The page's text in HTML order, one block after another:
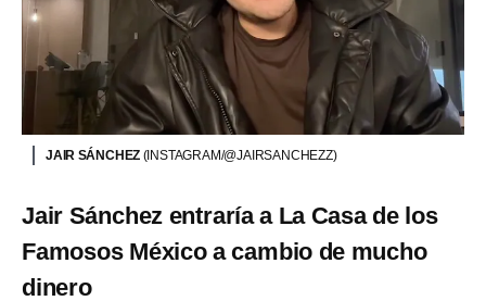
JAIR SÁNCHEZ (INSTAGRAM/@JAIRSANCHEZZ)
Jair Sánchez entraría a La Casa de los
Famosos México a cambio de mucho
dinero